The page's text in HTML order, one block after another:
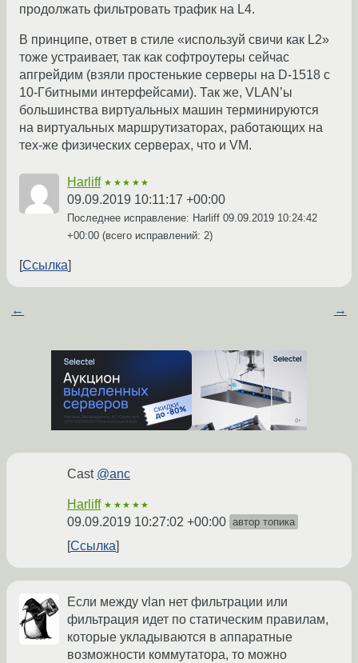
продолжать фильтровать трафик на L4.
В принципе, ответ в стиле «используй свичи как L2»
тоже устраивает, так как софтроутеры сейчас
апгрейдим (взяли простенькие серверы на D-1518 с
10-Гбитными интерфейсами). Так же, VLAN’ы
большинства виртуальных машин терминируются
на виртуальных маршрутизаторах, работающих на
тех-же физических серверах, что и VM.
Harliff ★★★★★
09.09.2019 10:11:17 +00:00
Последнее исправление: Harliff 09.09.2019 10:24:42
+00:00 (всего исправлений: 2)
Ссылка
← →
Cast @anc
Harliff ★★★★★
09.09.2019 10:27:02 +00:00 автор топика
Ссылка
Если между vlan нет фильтрации или
фильтрация идет по статическим правилам,
которые укладываются в аппаратные
возможности коммутатора, то можно